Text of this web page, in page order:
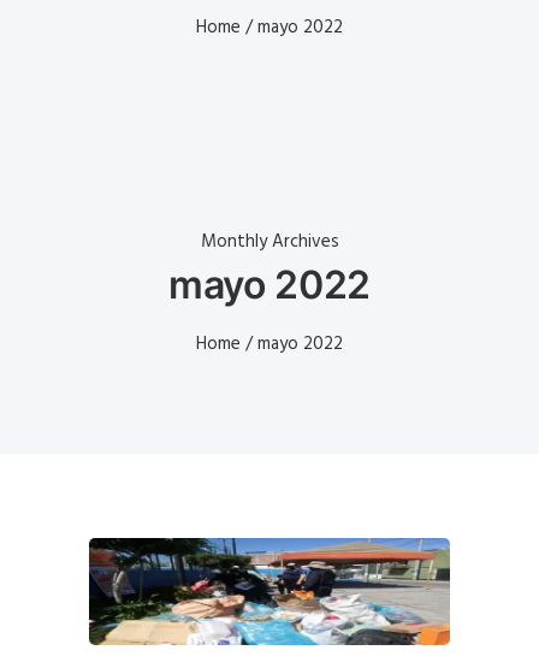
Home / mayo 2022
Monthly Archives
mayo 2022
Home / mayo 2022